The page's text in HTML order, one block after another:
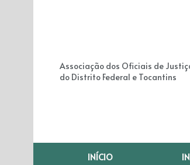
Associação dos Oficiais de
do Distrito Federal e Tocantins
INÍCIO